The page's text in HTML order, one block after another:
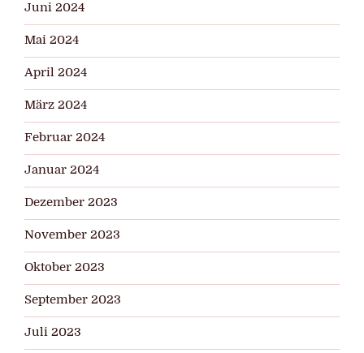
Juni 2024
Mai 2024
April 2024
März 2024
Februar 2024
Januar 2024
Dezember 2023
November 2023
Oktober 2023
September 2023
Juli 2023